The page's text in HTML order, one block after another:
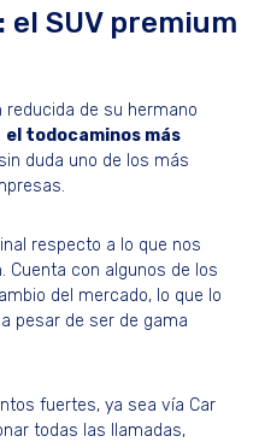
el SUV premium
de su hermano
el todocaminos más
duda uno de los más
respecto a lo que nos
Cuenta con algunos de los
del mercado, lo que lo
pesar de ser de gama
fuertes, ya sea vía Car
todas las llamadas,